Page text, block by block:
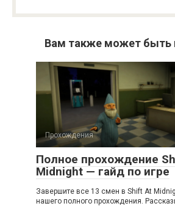
Вам также может быть
Прохождения
Полное прохождение
Midnight — гайд по игре
Завершите все 13 смен в Shift At
нашего полного прохождения.